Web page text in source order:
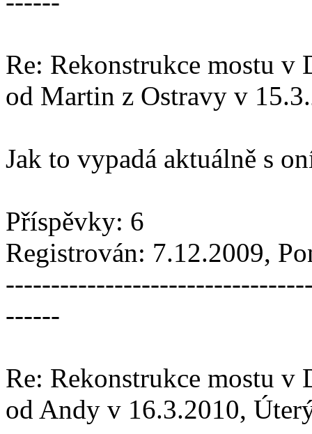
Re: Rekonstrukce mostu v
od Martin z Ostravy v
Jak to vypadá aktuálně s
Příspěvky: 6
Registrován: 7.12.2009,
------
Re: Rekonstrukce mostu v
od Andy v 16.3.2010,